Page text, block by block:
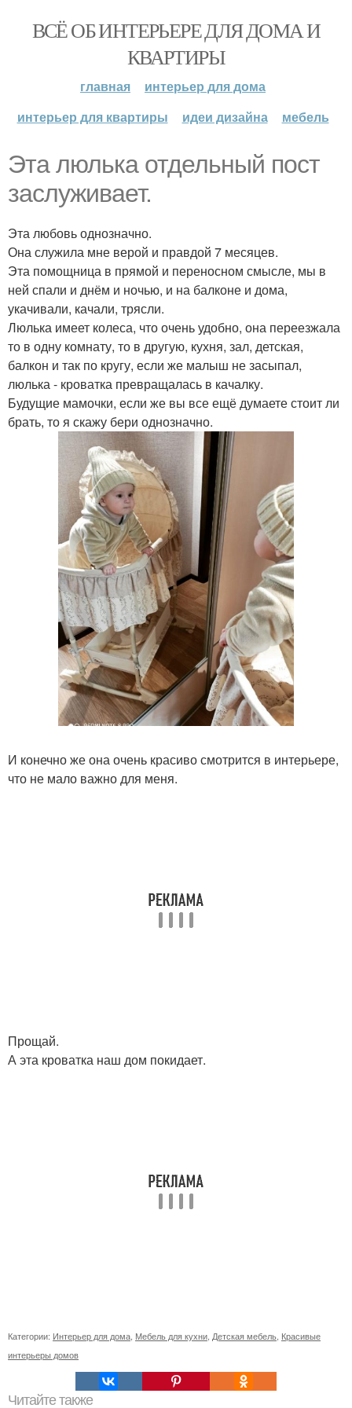
ВСЁ ОБ ИНТЕРЬЕРЕ ДЛЯ ДОМА И
КВАРТИРЫ
главная
интерьер для дома
интерьер для квартиры
идеи дизайна мебель
Эта люлька отдельный пост
заслуживает.
Эта любовь однозначно.
Она служила мне верой и правдой 7 месяцев.
Эта помощница в прямой и переносном смысле, мы в
ней спали и днём и ночью, и на балконе и дома,
укачивали, качали, трясли.
Люлька имеет колеса, что очень удобно, она переезжала
то в одну комнату, то в другую, кухня, зал, детская,
балкон и так по кругу, если же малыш не засыпал,
люлька - кроватка превращалась в качалку.
Будущие мамочки, если же вы все ещё думаете стоит ли
брать, то я скажу бери однозначно.
И конечно же она очень красиво смотрится в интерьере,
что не мало важно для меня.
Прощай.
А эта кроватка наш дом покидает.
Категории: Интерьер для дома Мебель для кухни Детская мебель Красивые
интерьеры домов
Читайте также